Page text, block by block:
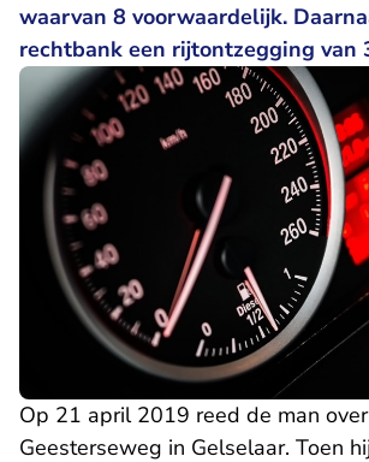
waarvan 8 voorwaardelijk.
rechtbank een rijtontzegging van
Op 21 april 2019 reed de man
Geesterseweg in Gelselaar. Toen